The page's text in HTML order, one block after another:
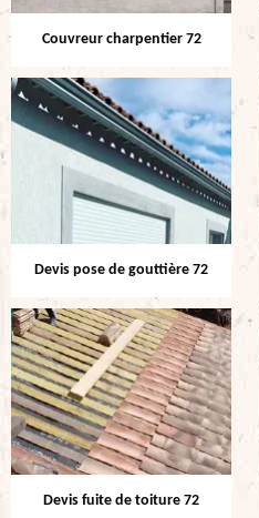
Couvreur charpentier 72
Devis pose de gouttière 72
Devis fuite de toiture 72